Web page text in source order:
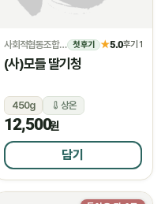
사회적협동조합 모들 첫 후기 ★5.0후기 1
(사)모들 딸기청
450g 상온
12,500원
담기